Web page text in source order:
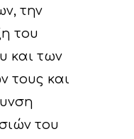
την
του
και των
τους και
του